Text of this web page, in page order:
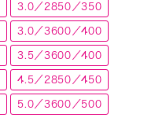
3.0／2850／350
3.0／3600／400
3.5／3600／400
4.5／2850／450
5.0／3600／500